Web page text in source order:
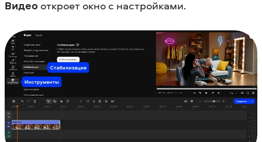
Видео откроет окно с настройками.